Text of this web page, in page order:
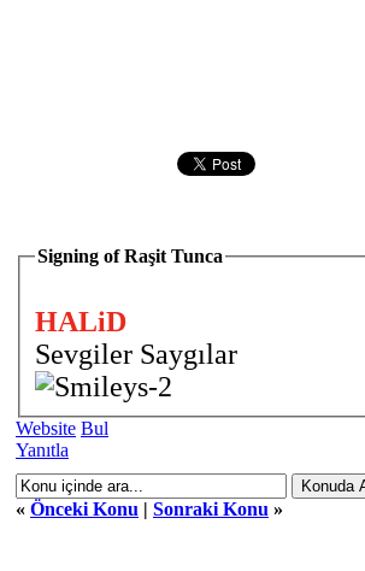
Signing of Raşit Tunca
HALiD
Sevgiler Saygılar
Website Bul
Yanıtla
« Önceki Konu | Sonraki Konu »